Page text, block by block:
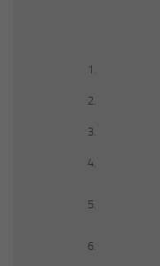
1.
2.
3.
4.
5.
6.